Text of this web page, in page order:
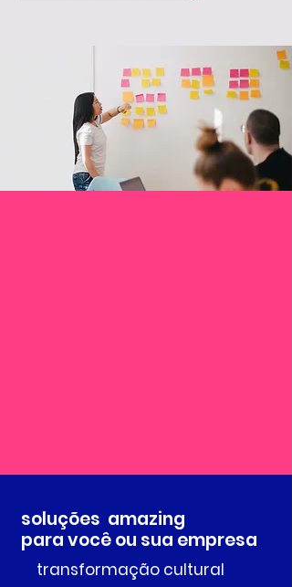
soluções amazing
para você ou sua empresa
transformação cultural